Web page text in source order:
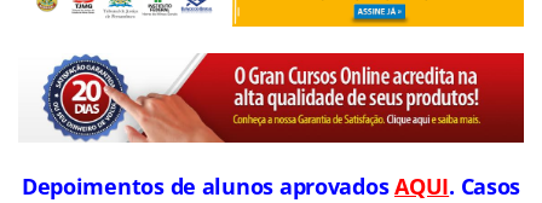
Depoimentos de alunos aprovadosAQUI. Casos